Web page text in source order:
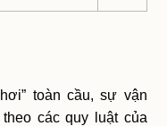
toàn cầu, sự vận
các quy luật của